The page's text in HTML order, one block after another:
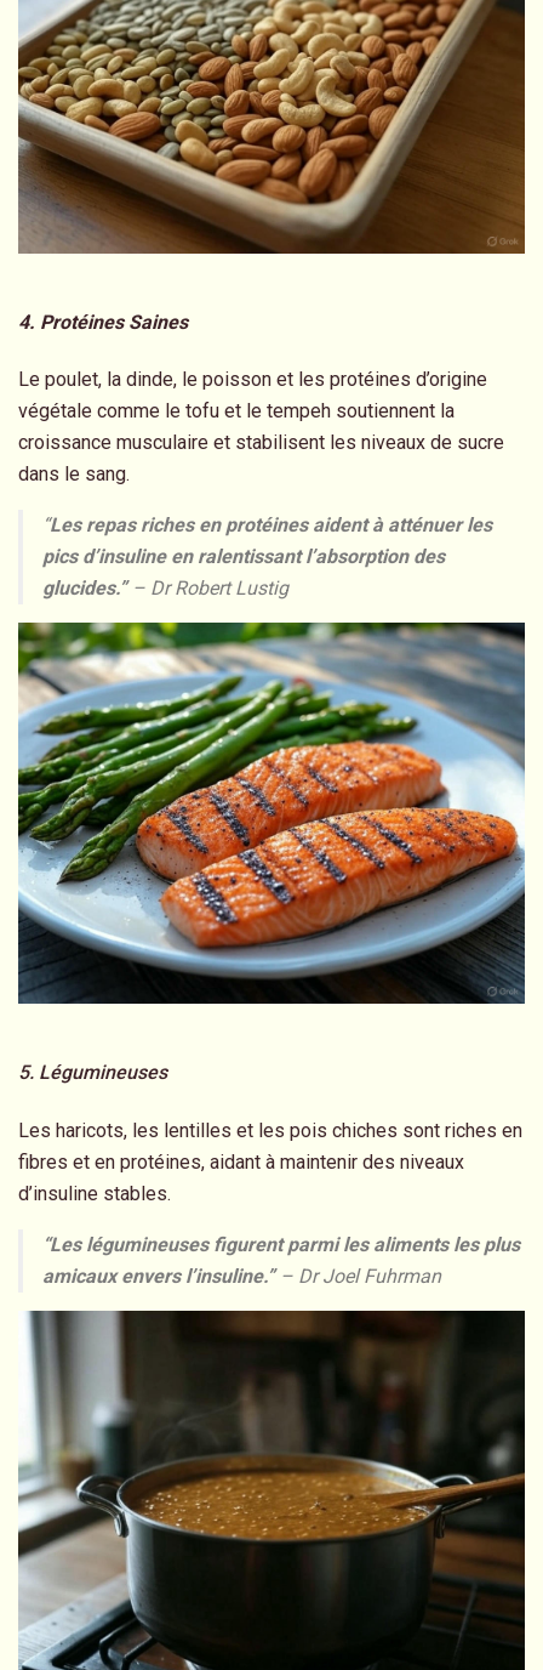
4. Protéines Saines
Le poulet, la dinde, le poisson et les protéines d’origine
végétale comme le tofu et le tempeh soutiennent la
croissance musculaire et stabilisent les niveaux de sucre
dans le sang.
“Les repas riches en protéines aident à atténuer les
pics d’insuline en ralentissant l’absorption des
glucides.”– Dr Robert Lustig
5. Légumineuses
Les haricots, les lentilles et les pois chiches sont riches en
fibres et en protéines, aidant à maintenir des niveaux
d’insuline stables.
“Les légumineuses figurent parmi les aliments les plus
amicaux envers l’insuline.”– Dr Joel Fuhrman